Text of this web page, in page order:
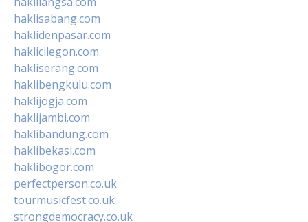
haklisabang.com
haklidenpasar.com
haklicilegon.com
hakliserang.com
haklibengkulu.com
haklijogja.com
haklijambi.com
haklibandung.com
haklibekasi.com
haklibogor.com
perfectperson.co.uk
tourmusicfest.co.uk
strongdemocracy.co.uk